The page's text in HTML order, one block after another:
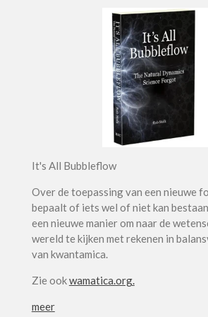
It's All Bubbleflow
Over de toepassing van een nieuwe
bepaalt of iets wel of niet kan
een nieuwe manier om naar de
wereld te kijken met rekenen in
van kwantamica.
Zie ookwamatica.org.
meer